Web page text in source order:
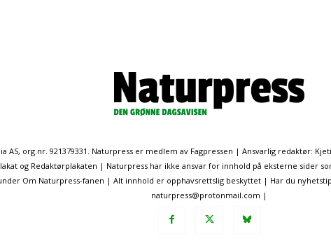
AS, org.nr. 921379331. Naturpress er medlem av Fagpressen | Ansvarlig redaktør:
og Redaktørplakaten | Naturpress har ikke ansvar for innhold på eksterne sider
Om Naturpress-fanen | Alt innhold er opphavsrettslig beskyttet | Har du
naturpress@protonmail.com |